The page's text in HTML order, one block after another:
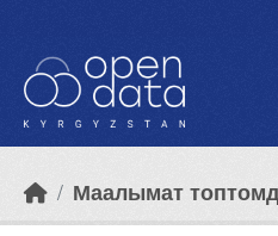
Маалымат